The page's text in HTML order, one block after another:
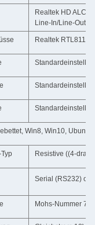
Realtek HD
Line-In/Line-Out/
Realtek
Win8, Win10,
Resistive ((4-
Serial (RS232)
Mohs-Nummer 7;